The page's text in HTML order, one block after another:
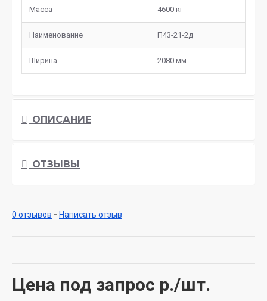
Масса 4600 кг
Наименование П43-21-2д
Ширина 2080 мм
ОПИСАНИЕ
ОТЗЫВЫ
0 отзывов - Написать отзыв
Цена под запрос р./шт.